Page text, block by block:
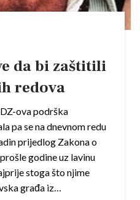
da bi zaštitili
redova
ova podrška
pa se na dnevnom redu
prijedlog Zakona o
godine uz lavinu
stoga što njime
građa iz…